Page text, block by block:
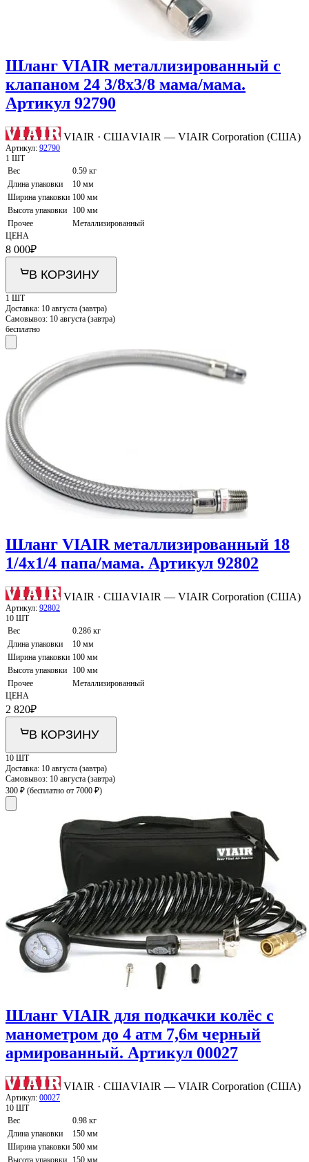
Шланг VIAIR металлизированный с
клапаном 24 3/8х3/8 мама/мама.
Артикул 92790
VIAIR · СШАVIAIR — VIAIR Corporation (США)
Артикул: 92790
1 ШТ
Вес
0.59 кг
Длина упаковки
10 мм
Ширина упаковки 100 мм
Высота упаковки
100 мм
Прочее
Металлизированный
ЦЕНА
8 000₽
В КОРЗИНУ
1 ШТ
Доставка: 10 августа (завтра)
Самовывоз: 10 августа (завтра)
бесплатно
Шланг VIAIR металлизированный 18
1/4х1/4 папа/мама. Артикул 92802
VIAIR · СШАVIAIR — VIAIR Corporation (США)
Артикул: 92802
10 ШТ
Вес
0.286 кг
Длина упаковки
10 мм
Ширина упаковки 100 мм
Высота упаковки
100 мм
Прочее
Металлизированный
ЦЕНА
2 820₽
В КОРЗИНУ
10 ШТ
Доставка: 10 августа (завтра)
Самовывоз: 10 августа (завтра)
300 ₽ (бесплатно от 7000 ₽)
Шланг VIAIR для подкачки колёс с
манометром до 4 атм 7,6м черный
армированный. Артикул 00027
VIAIR · СШАVIAIR — VIAIR Corporation (США)
Артикул: 00027
10 ШТ
Вес
0.98 кг
Длина упаковки
150 мм
Ширина упаковки 500 мм
Высота упаковки
150 мм